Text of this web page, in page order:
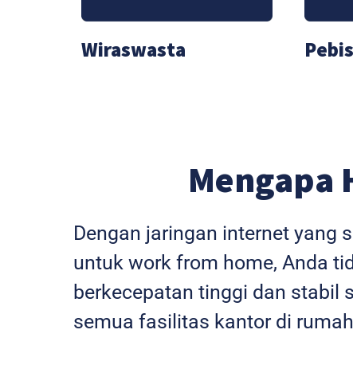
Wiraswasta
Mengapa
Dengan jaringan internet yang
untuk work from home, Anda
berkecepatan tinggi dan stabil
semua fasilitas kantor di